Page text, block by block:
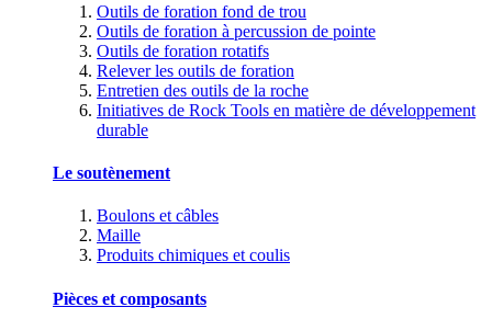
Outils de foration fond de trou
Outils de foration à percussion de pointe
Outils de foration rotatifs
Relever les outils de foration
Entretien des outils de la roche
Initiatives de Rock Tools en matière de développement
durable
Le soutènement
Boulons et câbles
Maille
Produits chimiques et coulis
Pièces et composants